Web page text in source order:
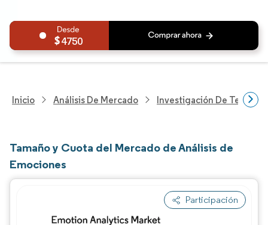
4750
Inicio Análisis De Mercado Investigación De
Tamaño y Cuota del Mercado de Análisis de
Emociones
Participación